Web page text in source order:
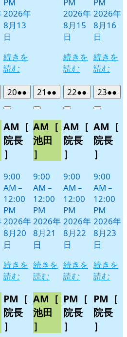
2026年
8月13
日
続きを
読む
2026年
8月15
日
続きを
読む
2026年
8月16
日
続きを
読む
ベ
)
202026
年
月
20
日
●●
件
イ
ベ
ト)
Close
AM［
院長
］
9:00
AM –
12:00
PM
2026年
8月20
日
続きを
読む
PM［
院長
］
21 2026
年
月
21
日
●●
件
イ
ベ
ト)
Close
AM［
池田
］
9:00
AM –
12:00
PM
2026年
8月21
日
続きを
読む
AM［
池田
］
222026
年
月
22
日
●●
件
イ
ベ
ト)
Close
AM［
院長
］
9:00
AM –
12:00
PM
2026年
8月22
日
続きを
読む
PM［
院長
］
232026
年
月
23
日
●●
件
イ
Close
AM［
院長
］
9:00
AM –
12:00
PM
2026年
8月23
日
続きを
読む
PM［
院長
］